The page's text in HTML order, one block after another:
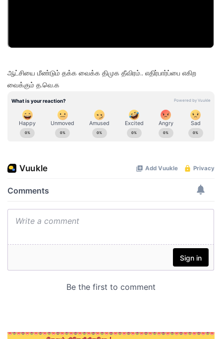
ஆட்சியை மீண்டும் தக்க வைக்க திமுக தீவிரம்.. எதிர்பார்ப்பை எகிற
வைக்கும் த.வெ.க